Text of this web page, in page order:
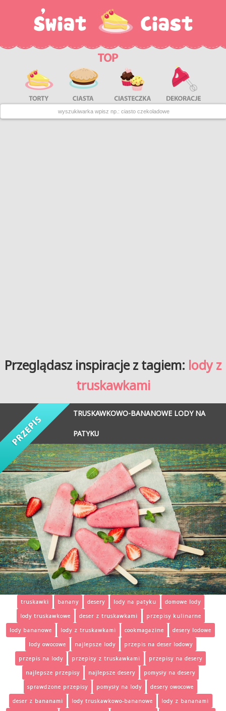
Przeglądasz inspiracje z tagiem: lody z
truskawkami
TRUSKAWKOWO-BANANOWE LODY NA
PATYKU
truskawki banany desery lody na patyku
domowe lody
lody truskawkowe
deser z truskawkami
przepisy kulinarne
lody bananowe
lody z truskawkami cookmagazine
desery lodowe
lody owocowe
najlepsze lody
przepis na deser lodowy
przepis na lody
przepisy z truskawkami
przepisy na desery
najlepsze przepisy
najlepsze desery
pomysły na desery
sprawdzone przepisy
pomysły na lody
desery owocowe
deser z bananami
lody truskawkowo-bananowe
lody z bananami